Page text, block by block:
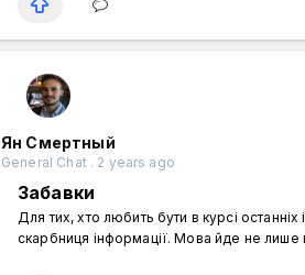
Ян Смертный
General Chat . 2 years ago
Забавки
Для тих, хто любить бути в курсі
скарбниця інформації. Мова йде не лише